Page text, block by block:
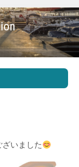
ボート販売
会社概要
いました